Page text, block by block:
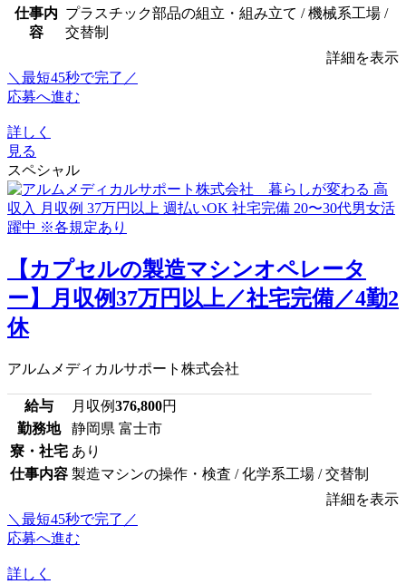
仕事内
容
プラスチック部品の組立・組み立て / 機械系工場 /
交替制
詳細を表示
＼最短45秒で完了／
応募へ進む
詳しく
見る
スペシャル
【カプセルの製造マシンオペレータ
ー】月収例37万円以上／社宅完備／4勤2
休
アルムメディカルサポート株式会社
給与 月収例376,800円
勤務地
静岡県 富士市
寮・社宅 あり
仕事内容 製造マシンの操作・検査 / 化学系工場 / 交替制
詳細を表示
＼最短45秒で完了／
応募へ進む
詳しく